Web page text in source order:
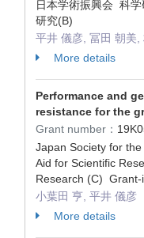
日本学術振興会 科
研究(B)
平井 儀彦, 冨田 朝美,
More details
Performance and
resistance for the
Grant number：
Japan Society for
Aid for Scientific
Research (C) Grant-
小葉田 亨, 平井 儀彦
More details